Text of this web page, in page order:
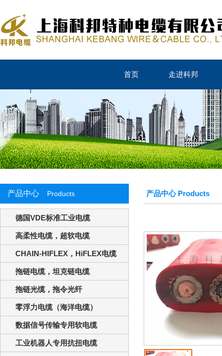
首页 走进科邦
产品中心 Products
德国VDE标准工业电缆
高柔性电缆，超软电缆
CHAIN-HIFLEX，HiFLEX电缆
拖链电缆，坦克链电缆
拖链光缆，拖令光纤
零浮力电缆（海洋电缆）
数据信号传输专用软电缆
工业机器人专用抗扭电缆
产品中心 Products